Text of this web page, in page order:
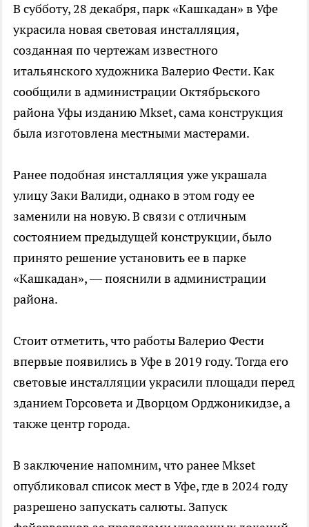
В субботу, 28 декабря, парк «Кашкадан» в Уфе
украсила новая световая инсталляция,
созданная по чертежам известного
итальянского художника Валерио Фести. Как
сообщили в администрации Октябрьского
района Уфы изданию Mkset, сама конструкция
была изготовлена местными мастерами.
Ранее подобная инсталляция уже украшала
улицу Заки Валиди, однако в этом году ее
заменили на новую. В связи с отличным
состоянием предыдущей конструкции, было
принято решение установить ее в парке
«Кашкадан», — пояснили в администрации
района.
Стоит отметить, что работы Валерио Фести
впервые появились в Уфе в 2019 году. Тогда его
световые инсталляции украсили площади перед
зданием Горсовета и Дворцом Орджоникидзе, а
также центр города.
В заключение напомним, что ранее Mkset
опубликовал список мест в Уфе, где в 2024 году
разрешено запускать салюты. Запуск